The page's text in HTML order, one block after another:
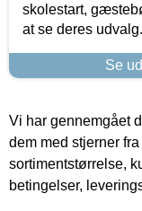
skolestart,
at se deres udvalg.
Se
Vi har gennemgået
dem med stjerner
sortimentstørrelse,
betingelser,